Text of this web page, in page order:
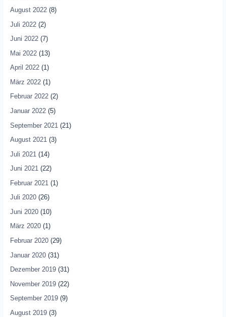
August 2022(8)
Juli 2022(2)
Juni 2022(7)
Mai 2022(13)
April 2022(1)
März 2022(1)
Februar 2022(2)
Januar 2022(5)
September 2021 (21)
August 2021(3)
Juli 2021 (14)
Juni 2021(22)
Februar 2021 (1)
Juli 2020(26)
Juni 2020(10)
März 2020(1)
Februar 2020(29)
Januar 2020(31)
Dezember 2019(31)
November 2019(22)
September 2019(9)
August 2019(3)